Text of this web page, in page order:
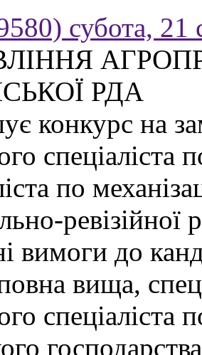
субота, 21
РДА
конкурс на
спеціаліста
по
ревізійної
вимоги до
вища,
спеціаліста